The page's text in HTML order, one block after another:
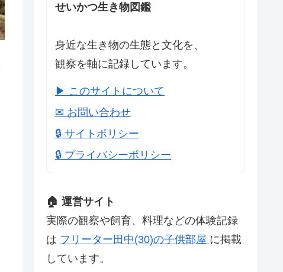
せいかつ生き物図鑑
身近な生き物の生態と文化を、
観察を軸に記録しています。
▶ このサイトについて
✉ お問い合わせ
🔒 サイトポリシー
🔒 プライバシーポリシー
🏠 運営サイト
実際の観察や飼育、料理などの体験記録
は フリーター田中(30)の子供部屋 に掲載
しています。